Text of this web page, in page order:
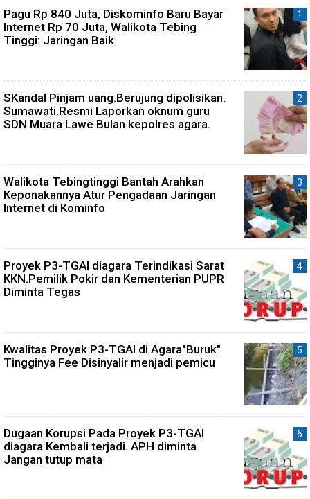
Pagu Rp 840 Juta, Diskominfo Baru Bayar
Internet Rp 70 Juta, Walikota Tebing
Tinggi: Jaringan Baik
SKandal Pinjam uang.Berujung dipolisikan.
Sumawati.Resmi Laporkan oknum guru
SDN Muara Lawe Bulan kepolres agara.
Walikota Tebingtinggi Bantah Arahkan
Keponakannya Atur Pengadaan Jaringan
Internet di Kominfo
Proyek P3-TGAI diagara Terindikasi Sarat
KKN.Pemilik Pokir dan Kementerian PUPR
Diminta Tegas
Kwalitas Proyek P3-TGAI di Agara"Buruk"
Tingginya Fee Disinyalir menjadi pemicu
Dugaan Korupsi Pada Proyek P3-TGAI
diagara Kembali terjadi. APH diminta
Jangan tutup mata